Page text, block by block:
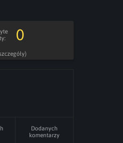
0
Dodanych
komentarzy